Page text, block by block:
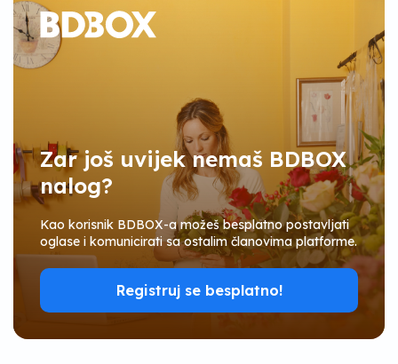
Zar još uvijek nemaš BDBOX
nalog?
Kao korisnik BDBOX-a možeš besplatno postavljati
oglase i komunicirati sa ostalim članovima platforme.
Registruj se besplatno!